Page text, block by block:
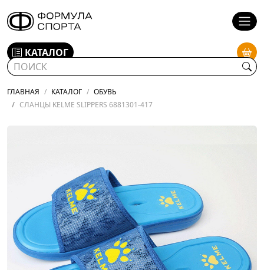
КАТАЛОГ
ГЛАВНАЯ КАТАЛОГ
ОБУВЬ
СЛАНЦЫ KELME SLIPPERS 6881301-417